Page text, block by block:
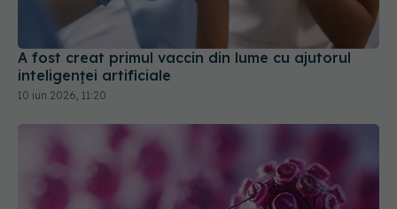
A fost creat primul vaccin din lume cu ajutorul
inteligenței artificiale
10 iun 2026, 11:20